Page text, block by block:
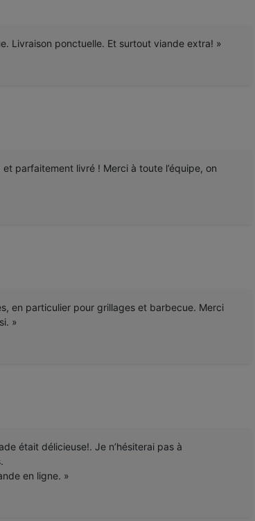
Livraison ponctuelle. Et surtout viande extra! »
parfaitement livré ! Merci à toute l’équipe, on
en particulier pour grillages et barbecue. Merci
»
était délicieuse!. Je n’hésiterai pas à
en ligne. »